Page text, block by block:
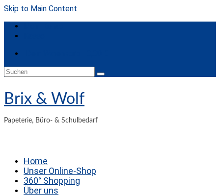
Skip to Main Content
Suchen
Brix & Wolf
Papeterie, Büro- & Schulbedarf
Home
Unser Online-Shop
360° Shopping
Über uns